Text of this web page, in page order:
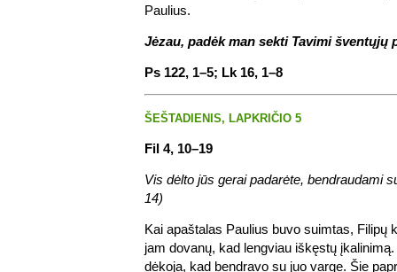
Paulius.
Jėzau, padėk man sekti Tavimi šventųjų
Ps 122, 1–5; Lk 16, 1–8
ŠEŠTADIENIS, LAPKRIČIO 5
Fil 4, 10–19
Vis dėlto jūs gerai padarėte, bendraudami
14)
Kai apaštalas Paulius buvo suimtas, Filipų
jam dovanų, kad lengviau iškęstų
dėkoja, kad bendravo su juo varge. Šie